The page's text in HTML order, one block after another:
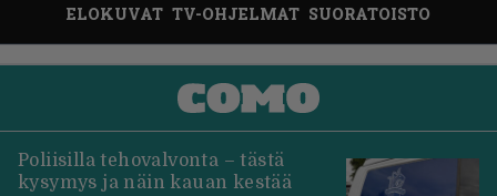
ELOKUVAT TV-OHJELMAT SUORATOISTO
Poliisilla tehovalvonta – tästä
kysymys ja näin kauan kestää